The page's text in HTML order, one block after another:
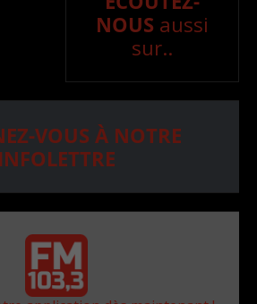
NOUS aussi
sur..
VOUS À NOTRE
INFOLETTRE